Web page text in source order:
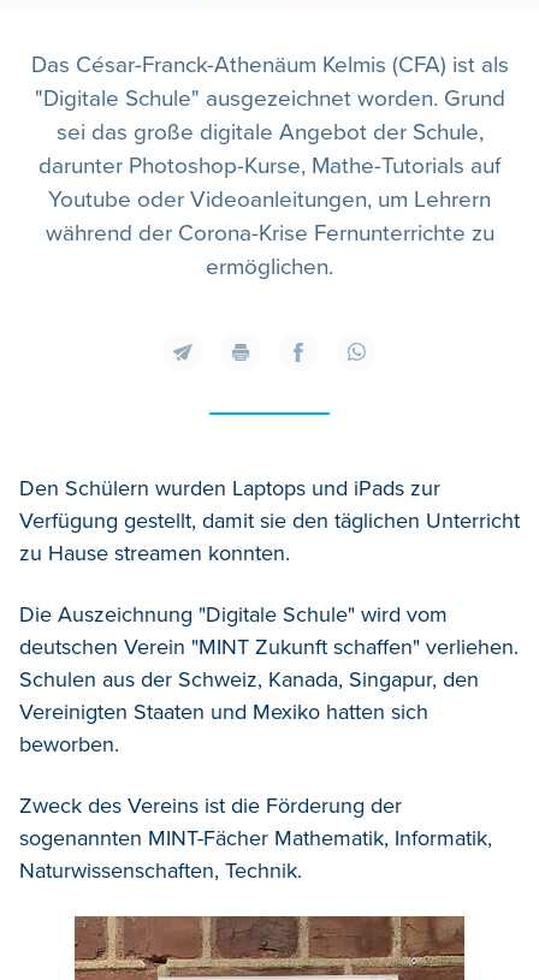
Das César-Franck-Athenäum Kelmis (CFA) ist als
"Digitale Schule" ausgezeichnet worden. Grund
sei das große digitale Angebot der Schule,
darunter Photoshop-Kurse, Mathe-Tutorials auf
Youtube oder Videoanleitungen, um Lehrern
während der Corona-Krise Fernunterrichte zu
ermöglichen.
Den Schülern wurden Laptops und iPads zur
Verfügung gestellt, damit sie den täglichen Unterricht
zu Hause streamen konnten.
Die Auszeichnung "Digitale Schule" wird vom
deutschen Verein "MINT Zukunft schaffen" verliehen.
Schulen aus der Schweiz, Kanada, Singapur, den
Vereinigten Staaten und Mexiko hatten sich
beworben.
Zweck des Vereins ist die Förderung der
sogenannten MINT-Fächer Mathematik, Informatik,
Naturwissenschaften, Technik.